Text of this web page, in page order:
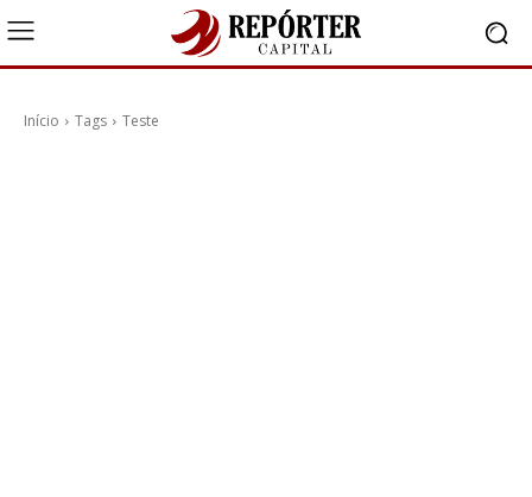
Início Tags Teste